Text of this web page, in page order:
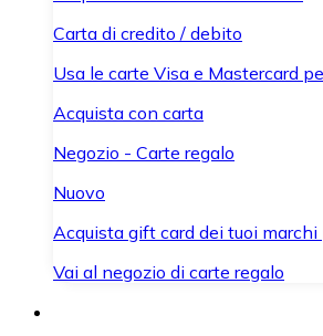
Carta di credito / debito
Usa le carte Visa e Mastercard
Acquista con carta
Negozio - Carte regalo
Nuovo
Acquista gift card dei tuoi
Vai al negozio di carte regalo